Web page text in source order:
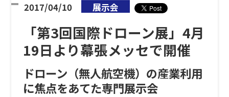
「第3回国際ドローン展」4月
19日より幕張メッセで開催
ドローン（無人航空機）の産業利用
に焦点をあてた専門展示会
2017/04/10 展示会